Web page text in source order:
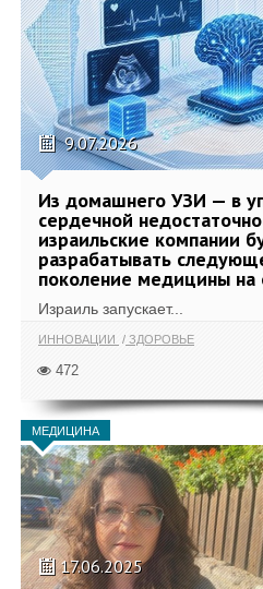
9.07.2026
Из домашнего УЗИ — в
сердечной
израильские компании
разрабатывать
поколение медицины на
Израиль запускает...
ИННОВАЦИИ ЗДОРОВЬЕ
472
МЕДИЦИНА
17.06.2025